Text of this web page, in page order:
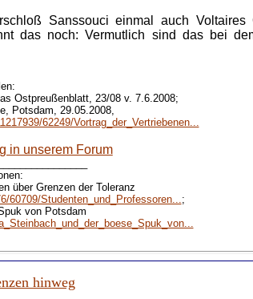
Sanssouci einmal auch
das noch: Vermutlich sind das bei
Ostpreußenblatt, 23/08 v. 7.6.2008;
Potsdam, 29.05.2008,
62249/Vortrag_der_Vertriebenen...
in unserem Forum
über Grenzen der Toleranz
60709/Studenten_und_Professoren...;
von Potsdam
hinweg